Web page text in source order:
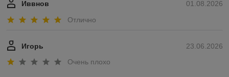
01.08.2026
Иввнов
Отлично
23.06.2026
Игорь
Очень плохо